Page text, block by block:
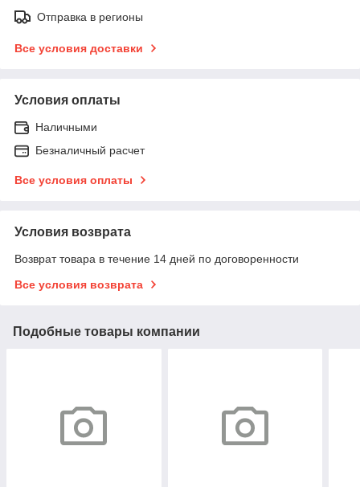
Отправка в регионы
Все условия доставки
Условия оплаты
Наличными
Безналичный расчет
Все условия оплаты
Условия возврата
Возврат товара в течение 14 дней по договоренности
Все условия возврата
Подобные товары компании